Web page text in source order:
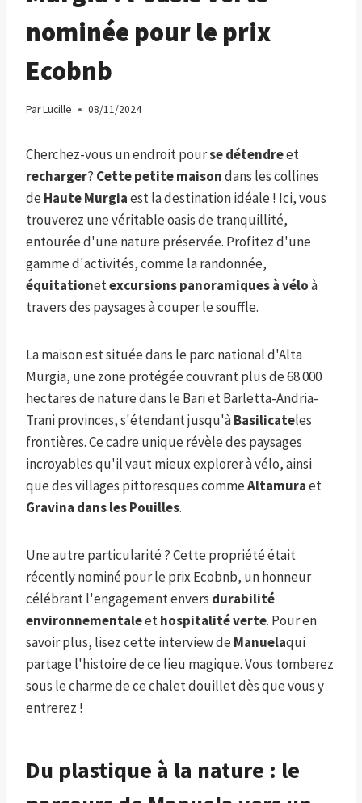
nominée pour le prix
Ecobnb
ParLucille 08/11/2024
Cherchez-vous un endroit pourse détendreet
recharger? Cette petite maisondans les collines
de Haute Murgiaest la destination idéale ! Ici, vous
trouverez une véritable oasis de tranquillité,
entourée d'une nature préservée. Profitez d'une
gamme d'activités, comme la randonnée,
équitationetexcursions panoramiques à véloà
travers des paysages à couper le souffle.
La maison est située dans le parc national d'Alta
Murgia, une zone protégée couvrant plus de 68 000
hectares de nature dans le Bari et Barletta-Andria-
Trani provinces, s'étendant jusqu'àBasilicateles
frontières. Ce cadre unique révèle des paysages
incroyables qu'il vaut mieux explorer à vélo, ainsi
que des villages pittoresques commeAltamuraet
Gravina dans les Pouilles.
Une autre particularité ? Cette propriétéétait
récently nominé pour le prix Ecobnb, un honneur
célébrant l'engagement envers durabilité
environnementaleethospitalité verte. Pour en
savoir plus, lisez cette interview de Manuelaqui
partage l'histoire de ce lieu magique. Vous tomberez
sous le charme de ce chalet douillet dès que vous y
entrerez !
Du plastique à la nature : le